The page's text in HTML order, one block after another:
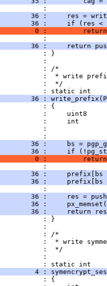
:
36 :     res =
36 :     if (res <
0 :
:
36 :     return
: }
:
: /*
:  * write
:  */
: static int
36 :
: {
:     uint8
:     int
:
:
36 :     bs =
36 :     if
0 :
:
36 :     prefix[bs
36 :     prefix[bs
:
36 :     res =
36 :
36 :     return
: }
:
: /*
:  * write
:  */
:
: static int
4 :
: {